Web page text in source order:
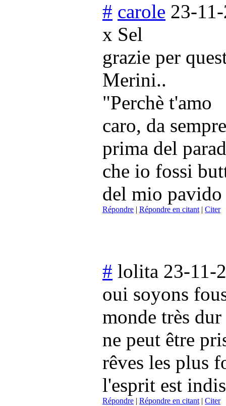
# carole 23-
x Sel
grazie per
Merini..
"Perchè t'amo
caro, da
prima del
che io fossi
del mio
Répondre | Répondre en citant| Citer
# lolita 23-11-
oui soyons
monde très
ne peut être
rêves les plus
l'esprit est
Répondre | Répondre en citant| Citer